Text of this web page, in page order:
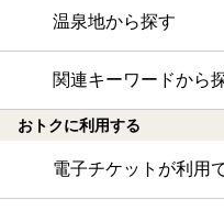
温泉地から探す
関連キーワードから
おトクに利用する
電子チケットが利用